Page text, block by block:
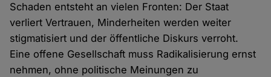
Schaden entsteht an vielen Fronten: Der Staat
verliert Vertrauen, Minderheiten werden weiter
stigmatisiert und der öffentliche Diskurs verroht.
Eine offene Gesellschaft muss Radikalisierung ernst
nehmen, ohne politische Meinungen zu